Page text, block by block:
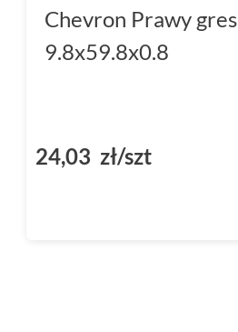
Chevron Prawy gres
9.8x59.8x0.8
24,03 zł/szt